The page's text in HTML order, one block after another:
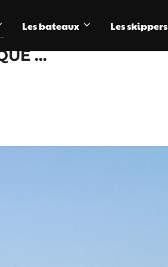
Les bateaux Les skippers
…